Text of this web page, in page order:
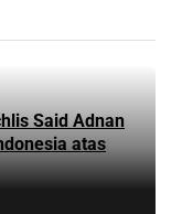
Said Adnan
atas